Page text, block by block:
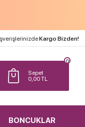
Kargo Bizden!
Sepet
0,00TL
0
BONCUKLAR